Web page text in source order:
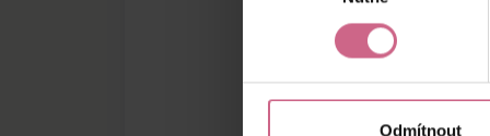
Odmítnout